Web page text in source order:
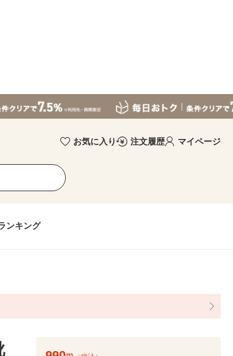
お気に入り 注文履歴 マイページ
ンキング